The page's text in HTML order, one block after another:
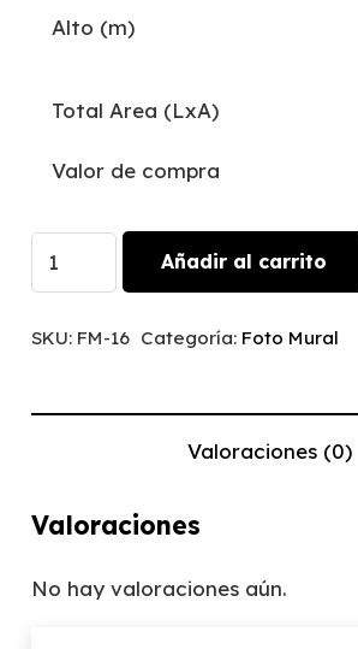
Alto (m)
Total Area (LxA)
Valor de compra
York
Añadir al carrito
SKU: FM-16 Categoría: Foto Mural
Valoraciones (0)
Valoraciones
No hay valoraciones aún.